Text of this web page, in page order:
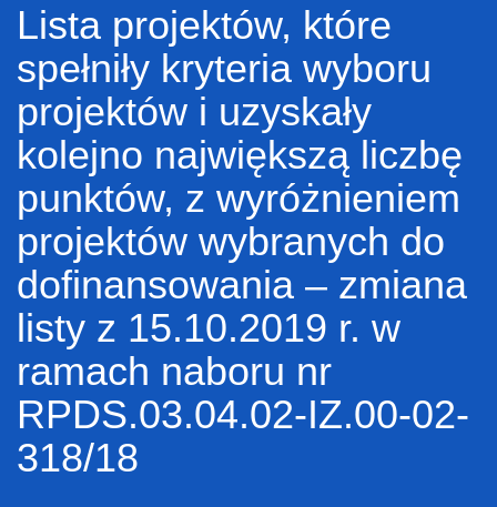
Lista projektów, które
spełniły kryteria wyboru
projektów i uzyskały
kolejno największą liczbę
punktów, z wyróżnieniem
projektów wybranych do
dofinansowania – zmiana
listy z 15.10.2019 r. w
ramach naboru nr
RPDS.03.04.02-IZ.00-02-
318/18